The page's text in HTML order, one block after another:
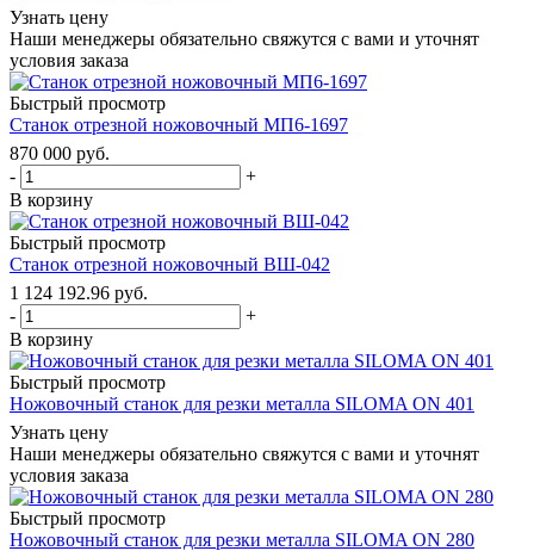
Узнать цену
Наши менеджеры обязательно свяжутся с вами и уточнят
условия заказа
Быстрый просмотр
Станок отрезной ножовочный МП6-1697
870 000 руб.
-
+
В корзину
Быстрый просмотр
Станок отрезной ножовочный ВШ-042
1 124 192.96 руб.
-
+
В корзину
Быстрый просмотр
Ножовочный станок для резки металла SILOMA ON 401
Узнать цену
Наши менеджеры обязательно свяжутся с вами и уточнят
условия заказа
Быстрый просмотр
Ножовочный станок для резки металла SILOMA ON 280